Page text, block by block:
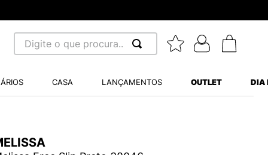
Digite o que procura...
CASA LANÇAMENTOS OUTLET DIA
BALANCE 530
BABY